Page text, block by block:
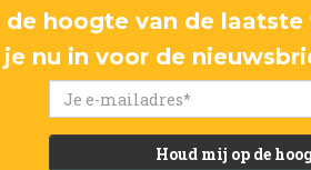
hoogte van de
nu in voor de
Houd mij op de